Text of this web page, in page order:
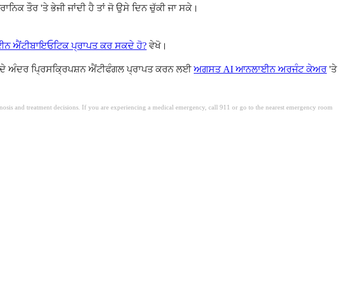
ਤੌਰ 'ਤੇ ਭੇਜੀ ਜਾਂਦੀ ਹੈ ਤਾਂ ਜੋ ਉਸੇ ਦਿਨ ਚੁੱਕੀ ਜਾ ਸਕੇ।
ਐਂਟੀਬਾਇਓਟਿਕ ਪ੍ਰਾਪਤ ਕਰ ਸਕਦੇ ਹੋ? ਵੇਖੋ।
ਅੰਦਰ ਪ੍ਰਿਸਕ੍ਰਿਪਸ਼ਨ ਐਂਟੀਫੰਗਲ ਪ੍ਰਾਪਤ ਕਰਨ ਲਈ ਅਗਸਤ AI ਆਨਲਾਈਨ ਅਰਜੰਟ ਕੇਅਰ 'ਤੇ
and treatment decisions. If you are experiencing a medical emergency, call 911 or go to the nearest emergency room